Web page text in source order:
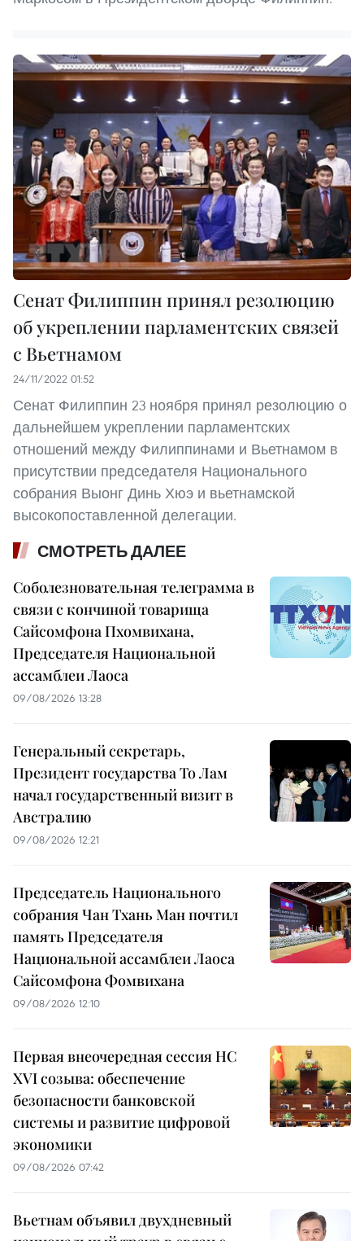
Сенат Филиппин принял резолюцию
об укреплении парламентских связей
с Вьетнамом
24/11/2022 01:52
Сенат Филиппин 23 ноября принял резолюцию о
дальнейшем укреплении парламентских
отношений между Филиппинами и Вьетнамом в
присутствии председателя Национального
собрания Выонг Динь Хюэ и вьетнамской
высокопоставленной делегации.
СМОТРЕТЬ ДАЛЕЕ
Соболезновательная телеграмма в
связи с кончиной товарища
Сайсомфона Пхомвихана,
Председателя Национальной
ассамблеи Лаоса
09/08/2026 13:28
Генеральный секретарь,
Президент государства То Лам
начал государственный визит в
Австралию
09/08/2026 12:21
Председатель Национального
собрания Чан Тхань Ман почтил
память Председателя
Национальной ассамблеи Лаоса
Сайсомфона Фомвихана
09/08/2026 12:10
Первая внеочередная сессия НС
XVI созыва: обеспечение
безопасности банковской
системы и развитие цифровой
экономики
09/08/2026 07:42
Вьетнам объявил двухдневный